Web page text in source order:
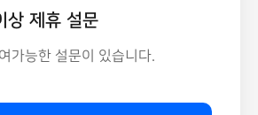
상 제휴 설문
가능한 설문이 있습니다.